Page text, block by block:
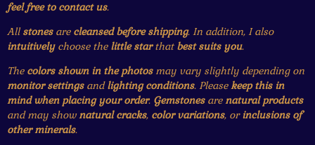
feel free to contact us.
Allstonesare cleansed before shipping. In addition, I also
intuitivelychoose the little starthat best suits you.
The colors shown in the photosmay vary slightly depending on
monitor settingsandlighting conditions. Pleasekeep this in
mind when placing your order. Gemstonesarenatural products
and may shownatural cracks, color variations, orinclusions of
other minerals.